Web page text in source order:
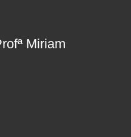
Miriam